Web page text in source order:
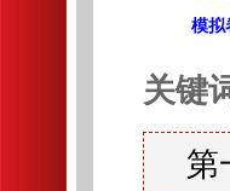
模拟
关键
第